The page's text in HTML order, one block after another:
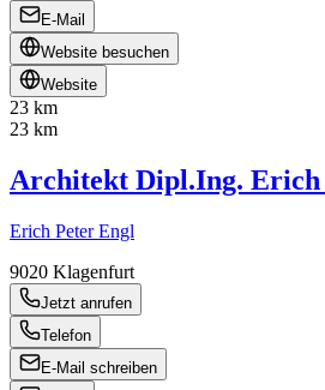
E-Mail
Website besuchen
Website
23 km
23 km
Architekt Dipl.Ing. Erich
Erich Peter Engl
9020 Klagenfurt
Jetzt anrufen
Telefon
E-Mail schreiben